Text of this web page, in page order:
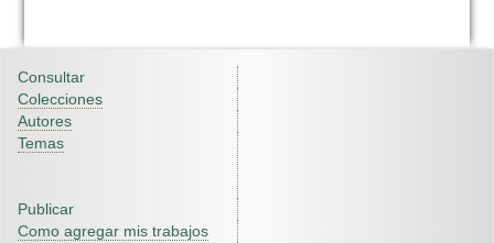
Consultar
Colecciones
Autores
Temas
Publicar
Como agregar mis trabajos